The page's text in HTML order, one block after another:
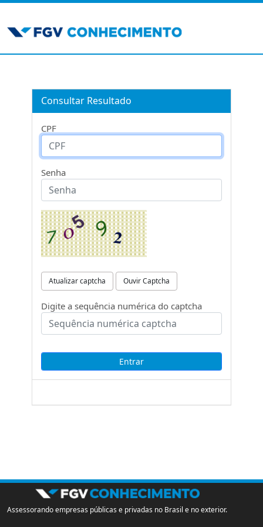
Consultar Resultado
CPF
Senha
Atualizar captcha Ouvir Captcha
Digite a sequência numérica do captcha
Assessorando empresas públicas e privadas no Brasil e no exterior.